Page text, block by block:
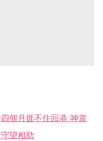
個月捱不住回港 呻當
望相助